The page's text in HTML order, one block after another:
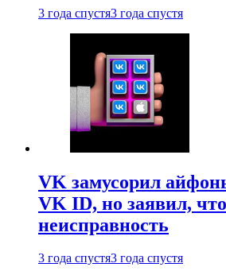
3 года спустя3 года спустя
VK замусорил
VK ID, но заявил,
неисправность
3 года спустя3 года спустя